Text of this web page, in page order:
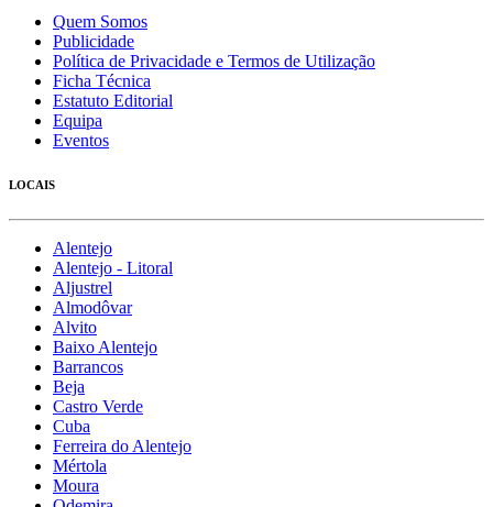
Quem Somos
Publicidade
Política de Privacidade e Termos de Utilização
Ficha Técnica
Estatuto Editorial
Equipa
Eventos
LOCAIS
Alentejo
Alentejo - Litoral
Aljustrel
Almodôvar
Alvito
Baixo Alentejo
Barrancos
Beja
Castro Verde
Cuba
Ferreira do Alentejo
Mértola
Moura